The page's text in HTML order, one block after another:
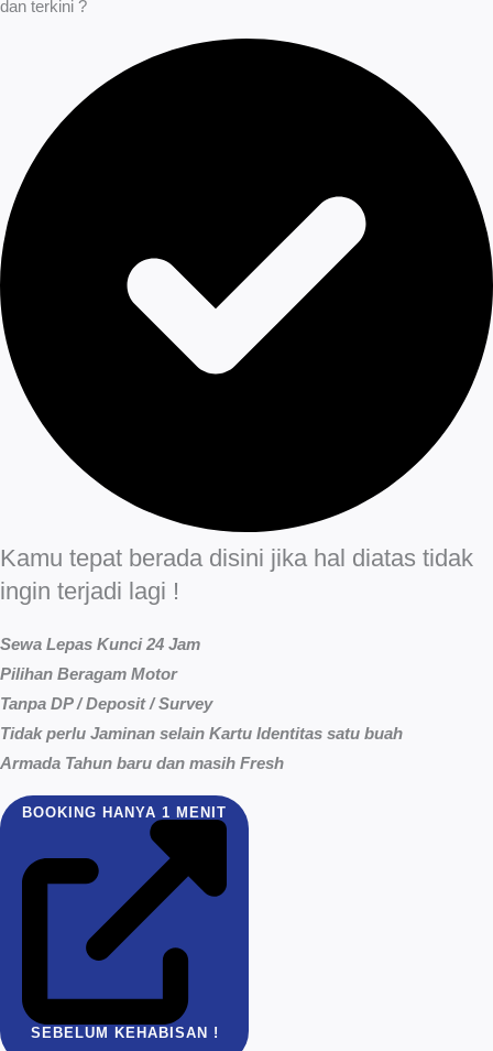
dan terkini ?
Kamu tepat berada disini jika hal diatas tidak
ingin terjadi lagi !
Sewa Lepas Kunci 24 Jam
Pilihan Beragam Motor
Tanpa DP / Deposit / Survey
Tidak perlu Jaminan selain Kartu Identitas satu buah
Armada Tahun baru dan masih Fresh
BOOKING HANYA 1 MENIT
SEBELUM KEHABISAN !